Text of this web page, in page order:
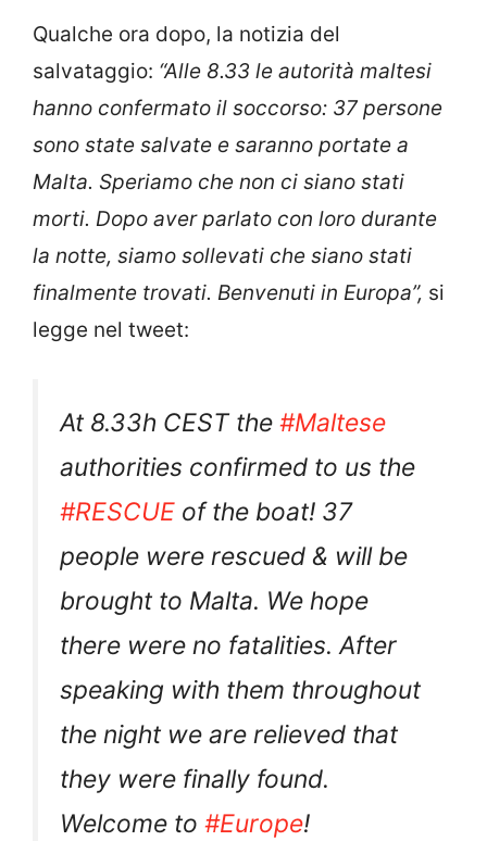
Qualche ora dopo, la notizia del
salvataggio: “Alle 8.33 le autorità maltesi
hanno confermato il soccorso: 37 persone
sono state salvate e saranno portate a
Malta. Speriamo che non ci siano stati
morti. Dopo aver parlato con loro durante
la notte, siamo sollevati che siano stati
finalmente trovati. Benvenuti in Europa”, si
legge nel tweet:
At 8.33h CEST the #Maltese
authorities confirmed to us the
#RESCUE of the boat! 37
people were rescued & will be
brought to Malta. We hope
there were no fatalities. After
speaking with them throughout
the night we are relieved that
they were finally found.
Welcome to #Europe!